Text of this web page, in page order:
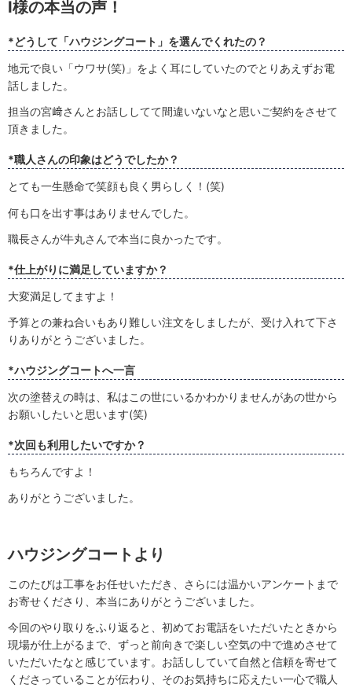
I様の本当の声！
*どうして「ハウジングコート」を選んでくれたの？
地元で良い「ウワサ(笑)」をよく耳にしていたのでとりあえずお電
話しました。
担当の宮﨑さんとお話ししてて間違いないなと思いご契約をさせて
頂きました。
*職人さんの印象はどうでしたか？
とても一生懸命で笑顔も良く男らしく！(笑)
何も口を出す事はありませんでした。
職長さんが牛丸さんで本当に良かったです。
*仕上がりに満足していますか？
大変満足してますよ！
予算との兼ね合いもあり難しい注文をしましたが、受け入れて下さ
りありがとうございました。
*ハウジングコートへ一言
次の塗替えの時は、私はこの世にいるかわかりませんがあの世から
お願いしたいと思います(笑)
*次回も利用したいですか？
もちろんですよ！
ありがとうございました。
ハウジングコートより
このたびは工事をお任せいただき、さらには温かいアンケートまで
お寄せくださり、本当にありがとうございました。
今回のやり取りをふり返ると、初めてお電話をいただいたときから
現場が仕上がるまで、ずっと前向きで楽しい空気の中で進めさせて
いただいたなと感じています。お話ししていて自然と信頼を寄せて
くださっていることが伝わり、そのお気持ちに応えたい一心で職人